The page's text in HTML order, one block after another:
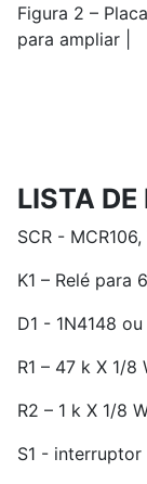
Figura 2 –
para ampliar |
LISTA
SCR -
K1 – Relé para
D1 - 1N4148
R1 – 47 k X 1/
R2 – 1 k X 1/8
S1 - interruptor